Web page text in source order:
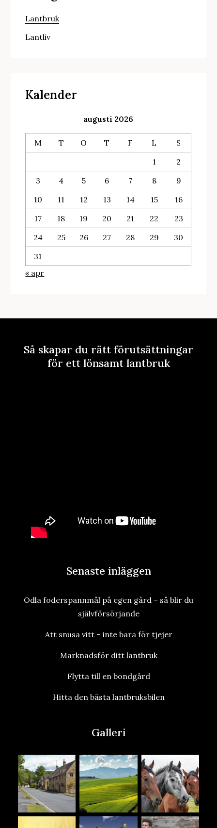
Lantbruk
Lantliv
Kalender
augusti 2026
M T O T F L
S
1
2
3
4 5 6 7 8
9
10
11 12 13 14 15
16
17
18 19 20 21 22
23
24
25 26 27 28 29
30
31
« apr
Så skapar du rätt förutsättningar
för ett lönsamt lantbruk
Senaste inläggen
Odla foderspannmål på egen gård – så blir du
självförsörjande
Att snusa vitt – inte bara för tjejer
Marknadsför ditt lantbruk
Flytta till en bondgård
Hitta den bästa lantbruksbilen
Galleri